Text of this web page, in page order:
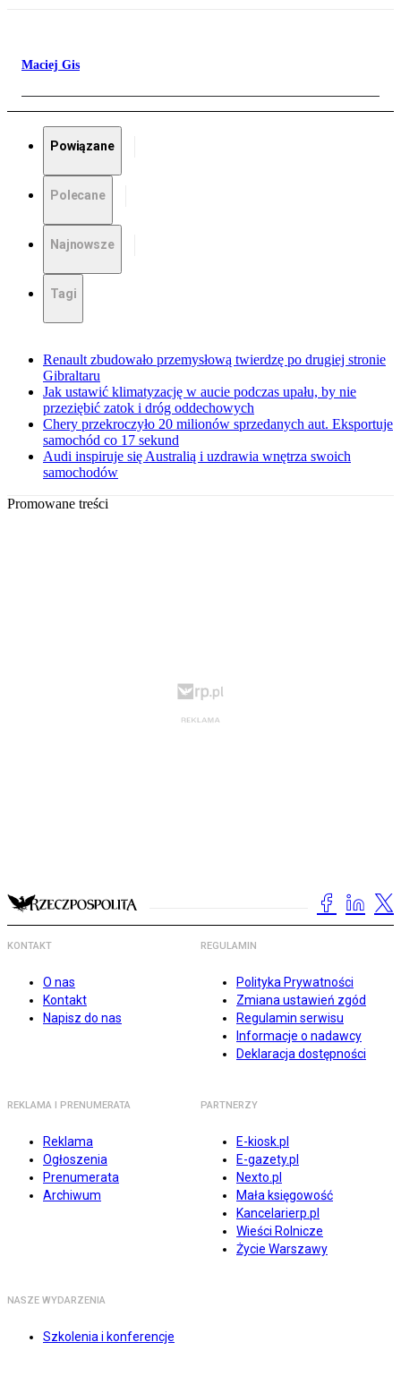
Maciej Gis
Powiązane
Polecane
Najnowsze
Tagi
Renault zbudowało przemysłową twierdzę po drugiej stronie
Gibraltaru
Jak ustawić klimatyzację w aucie podczas upału, by nie
przeziębić zatok i dróg oddechowych
Chery przekroczyło 20 milionów sprzedanych aut. Eksportuje
samochód co 17 sekund
Audi inspiruje się Australią i uzdrawia wnętrza swoich
samochodów
Promowane treści
KONTAKT
O nas
Kontakt
Napisz do nas
REGULAMIN
Polityka Prywatności
Zmiana ustawień zgód
Regulamin serwisu
Informacje o nadawcy
Deklaracja dostępności
REKLAMA I PRENUMERATA
Reklama
Ogłoszenia
Prenumerata
Archiwum
PARTNERZY
E-kiosk.pl
E-gazety.pl
Nexto.pl
Mała księgowość
Kancelarierp.pl
Wieści Rolnicze
Życie Warszawy
NASZE WYDARZENIA
Szkolenia i konferencje